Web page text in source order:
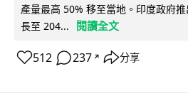
產量最高 50% 移至當地。印度政府
長至 204...
閱讀全文
512 237 ↗ 分享